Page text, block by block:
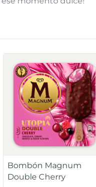
Bombón Magnum
Double Cherry